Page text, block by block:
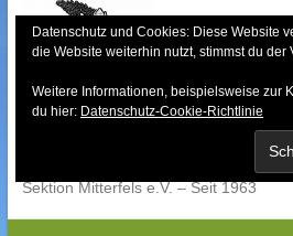
content
Bayerischer Wald-
Sektion Mitterfels e.V. – Seit 1963
Datenschutz und Cookies: Diese Website
die Website weiterhin nutzt, stimmst du
Weitere Informationen, beispielsweise zur
du hier: Datenschutz-Cookie-Richtlinie